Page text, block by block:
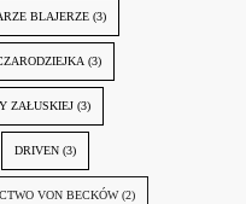
BLAJERZE (3)
(3)
ZAŁUSKIEJ (3)
DRIVEN (3)
VON BECKÓW (2)